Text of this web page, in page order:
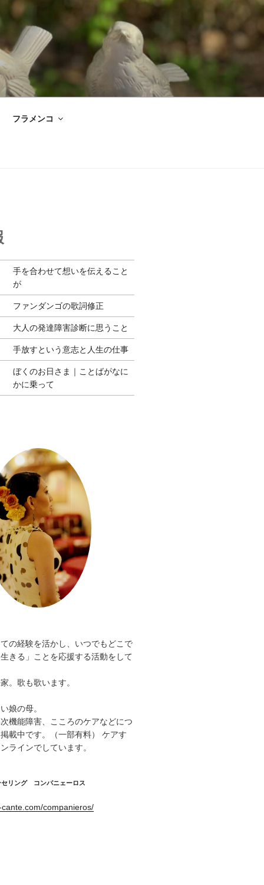
フラメンコ
手を合わせて想いを伝えること
が
ファンダンゴの歌詞修正
大人の発達障害診断に思うこと
手放すという意志と人生の仕事
ぼくのお日さま｜ことばがなに
かに乗って
の経験を活かし、いつでもどこで
きる」ことを応援する活動をして
。歌も歌います。
娘の母。
機能障害、こころのケアなどにつ
載中です。（一部有料） ケアす
ラインでしています。
セリング コンパニェーロス
companieros/